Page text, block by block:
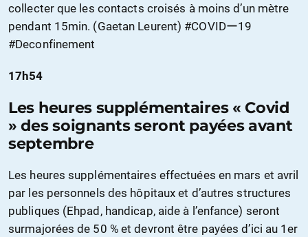
collecter que les contacts croisés à moins d’un mètre
pendant 15min. (Gaetan Leurent) #COVIDー19
#Deconfinement
17h54
Les heures supplémentaires « Covid
» des soignants seront payées avant
septembre
Les heures supplémentaires effectuées en mars et avril
par les personnels des hôpitaux et d’autres structures
publiques (Ehpad, handicap, aide à l’enfance) seront
surmajorées de 50 % et devront être payées d’ici au 1er